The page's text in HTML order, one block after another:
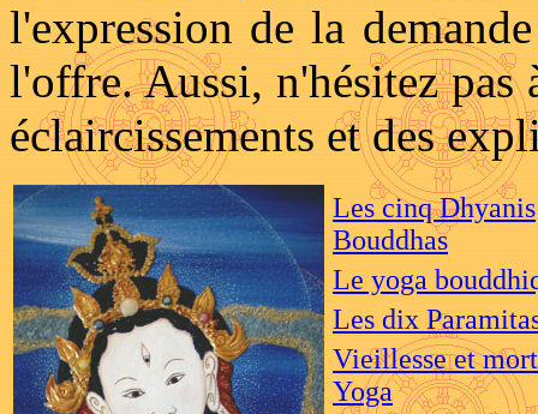
l'expression de la
l'offre.Aussi, n'hésitez pas
éclaircissements et des
Les cinq Dhyanis
Bouddhas
Le yoga
Les dix
Vieillesse et
Yoga